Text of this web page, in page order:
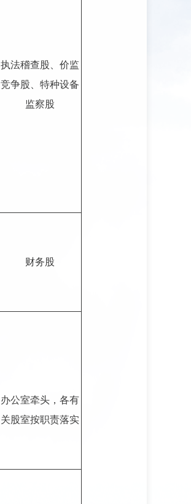
执法稽查股、价监
竞争股、特种设备
监察股
财务股
办公室牵头，各有
关股室按职责落实